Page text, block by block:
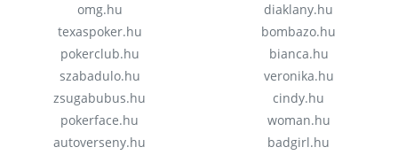
omg.hu
texaspoker.hu
pokerclub.hu
szabadulo.hu
zsugabubus.hu
pokerface.hu
autoverseny.hu
diaklany.hu
bombazo.hu
bianca.hu
veronika.hu
cindy.hu
woman.hu
badgirl.hu